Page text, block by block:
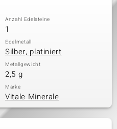
Anzahl Edelsteine
1
Edelmetall
Silber, platiniert
Metallgewicht
2,5 g
Marke
Vitale Minerale